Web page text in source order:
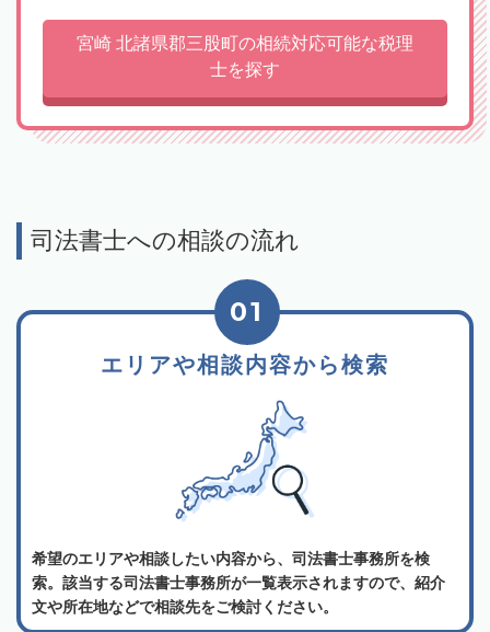
宮崎 北諸県郡三股町の相続対応可能な税理
士を探す
司法書士への相談の流れ
エリアや相談内容から検索
01
希望のエリアや相談したい内容から、司法書士事務所を検
索。該当する司法書士事務所が一覧表示されますので、紹介
文や所在地などで相談先をご検討ください。